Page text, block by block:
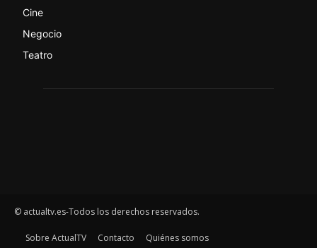
Cine
Negocio
Teatro
© actualtv.es-Todos los derechos reservados.
Sobre ActualTV Contacto
Quiénes somos